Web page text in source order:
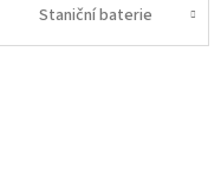
Staniční baterie